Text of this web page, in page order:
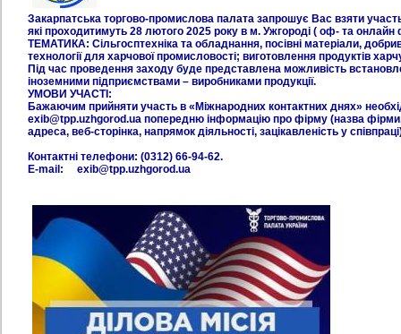
Закарпатська торгово-промислова палата запрошує Вас взяти
які проходитимуть 28 лютого 2025 року в м. Ужгороді ( оф- та онлайн
ТЕМАТИКА: Сільгосптехніка та обладнання, посівні матеріали,
технології для харчової промисловості; виготовлення продуктів
Під час проведення заходу буде представлена можливість
іноземними підприємствами – виробниками продукції.
УМОВИ УЧАСТІ:
Бажаючим прийняти участь в «Міжнародних контактних днях»
exib@tpp.uzhgorod.ua попередню інформацію про фірму (назва
адреса, веб-сторінка, напрямок діяльності, зацікавленість у
Контактні телефони: (0312) 66-94-62.
E-mail: exib@tpp.uzhgorod.ua